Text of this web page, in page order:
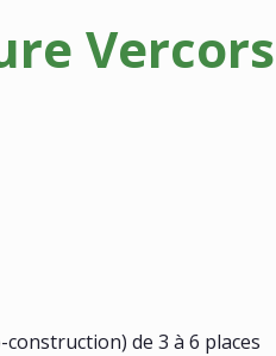
Vercors
de 3 à 6 places